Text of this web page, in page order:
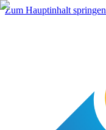
Zum Hauptinhalt springen